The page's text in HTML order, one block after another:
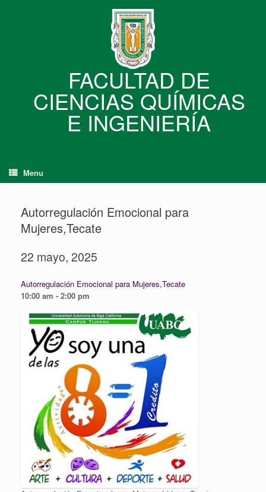
FACULTAD DE
CIENCIAS QUÍMICAS
E INGENIERÍA
Menu
Autorregulación Emocional para
Mujeres,Tecate
22 mayo, 2025
Autorregulación Emocional para Mujeres,Tecate
10:00 am - 2:00 pm